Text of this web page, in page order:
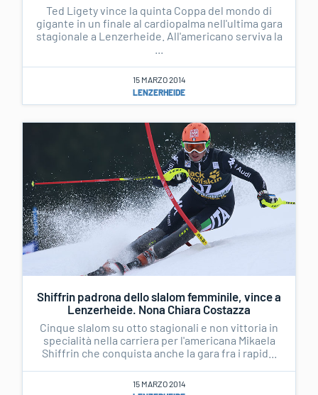
Ted Ligety vince la quinta Coppa del mondo di
gigante in un finale al cardiopalma nell'ultima gara
stagionale a Lenzerheide. All'americano serviva la
15 MARZO 2014
LENZERHEIDE
Shiffrin padrona dello slalom femminile, vince a
Lenzerheide. Nona Chiara Costazza
Cinque slalom su otto stagionali e non vittoria in
specialità nella carriera per l'americana Mikaela
Shiffrin che conquista anche la gara fra i rapid...
15 MARZO 2014